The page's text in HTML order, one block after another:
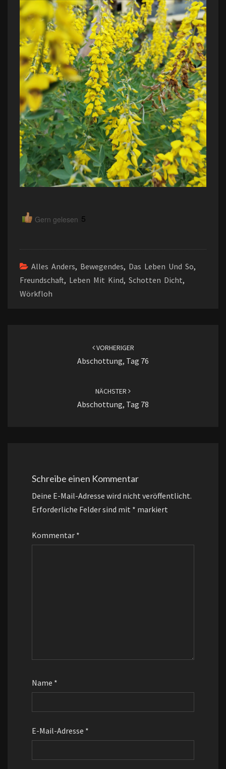
Gern gelesen 5
Alles Anders, Bewegendes, Das Leben Und So,
Freundschaft, Leben Mit Kind, Schotten Dicht,
Wörkfloh
VORHERIGER
Abschottung, Tag 76
NÄCHSTER
Abschottung, Tag 78
Schreibe einen Kommentar
Deine E-Mail-Adresse wird nicht veröffentlicht.
Erforderliche Felder sind mit * markiert
Kommentar *
Name *
E-Mail-Adresse *